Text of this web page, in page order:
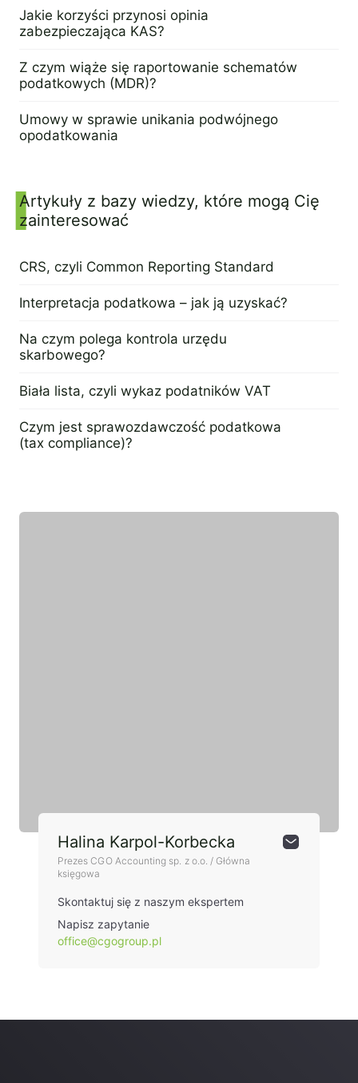
Jakie korzyści przynosi opinia
zabezpieczająca KAS?
Z czym wiąże się raportowanie schematów
podatkowych (MDR)?
Umowy w sprawie unikania podwójnego
opodatkowania
Artykuły z bazy wiedzy, które mogą Cię
zainteresować
CRS, czyli Common Reporting Standard
Interpretacja podatkowa – jak ją uzyskać?
Na czym polega kontrola urzędu
skarbowego?
Biała lista, czyli wykaz podatników VAT
Czym jest sprawozdawczość podatkowa
(tax compliance)?
Wyróżniony ekspert
Halina Karpol-Korbecka
Prezes CGO Accounting sp. z o.o. / Główna
księgowa
Skontaktuj się z naszym ekspertem
Napisz zapytanie
office@cgogroup.pl